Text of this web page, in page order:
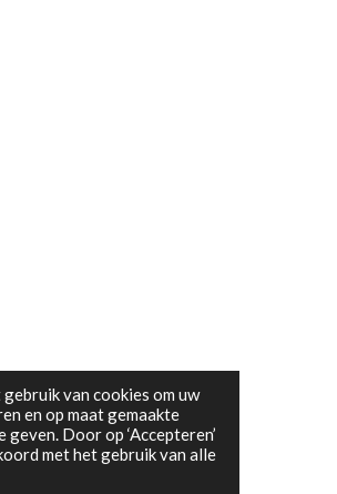
van cookies om uw
en op maat gemaakte
Door op ‘Accepteren’
met het gebruik van alle